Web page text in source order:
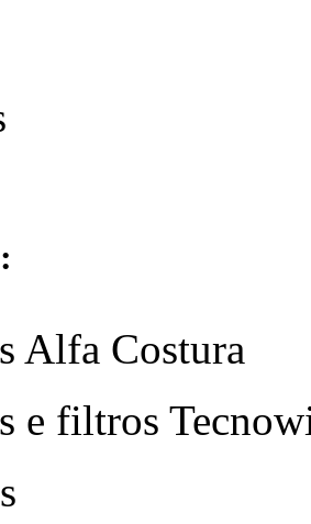
Alfa Costura
e filtros